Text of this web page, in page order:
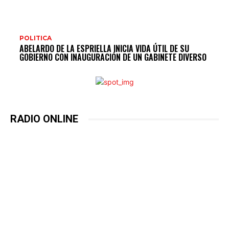
POLITICA
ABELARDO DE LA ESPRIELLA INICIA VIDA ÚTIL DE SU
GOBIERNO CON INAUGURACIÓN DE UN GABINETE DIVERSO
RADIO ONLINE